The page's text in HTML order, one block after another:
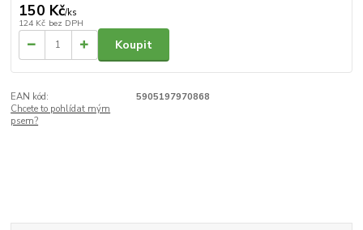
150 Kč/ks
124 Kč bez DPH
Koupit
EAN kód:
5905197970868
Chcete to pohlídat mým
psem?